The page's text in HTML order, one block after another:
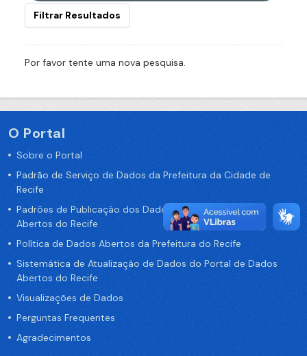
Filtrar Resultados
Por favor tente uma nova pesquisa.
O Portal
Sobre o Portal
Padrão de Serviço de Dados da Prefeitura da Cidade de
Recife
Padrões de Publicação dos Dados no Portal de Dados
Abertos do Recife
Política de Dados Abertos da Prefeitura do Recife
Sistemática de Atualização de Dados do Portal de Dados
Abertos do Recife
Visualizações de Dados
Perguntas Frequentes
Agradecimentos